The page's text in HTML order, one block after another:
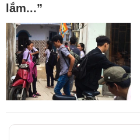
lắm...”